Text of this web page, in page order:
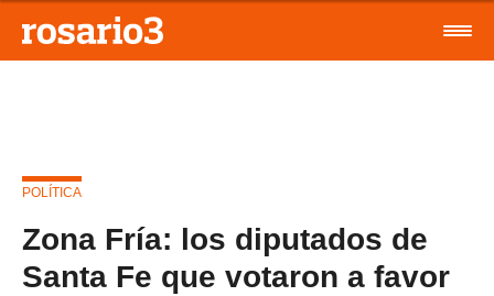
POLÍTICA
Zona Fría: los diputados de
Santa Fe que votaron a favor